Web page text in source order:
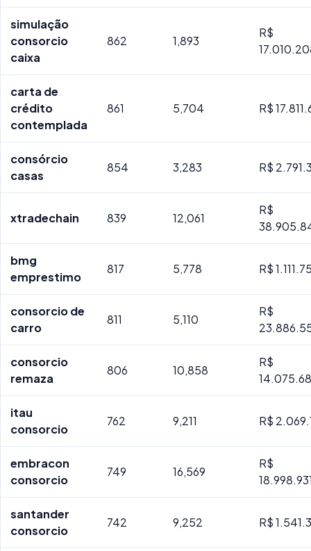
simulação
consorcio
caixa
862 1,893
R$
carta de
crédito
contemplada
861 5,704 R$
consórcio
casas
854 3,283 R$
xtradechain 839 12,061
R$
bmg
emprestimo
817 5,778 R$
consorcio de
carro
811 5,110
R$
consorcio
remaza
806 10,858
R$
itau
consorcio
762 9,211 R$
embracon
consorcio
749 16,569
R$
santander
consorcio
742 9,252 R$